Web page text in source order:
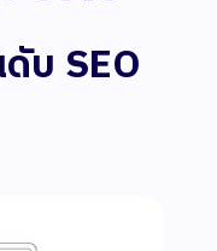
บ SEO